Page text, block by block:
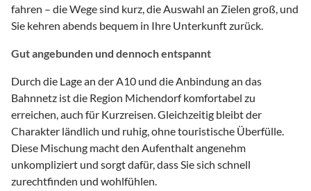
fahren – die Wege sind kurz, die Auswahl an Zielen groß, und
Sie kehren abends bequem in Ihre Unterkunft zurück.
Gut angebunden und dennoch entspannt
Durch die Lage an der A10 und die Anbindung an das
Bahnnetz ist die Region Michendorf komfortabel zu
erreichen, auch für Kurzreisen. Gleichzeitig bleibt der
Charakter ländlich und ruhig, ohne touristische Überfülle.
Diese Mischung macht den Aufenthalt angenehm
unkompliziert und sorgt dafür, dass Sie sich schnell
zurechtfinden und wohlfühlen.